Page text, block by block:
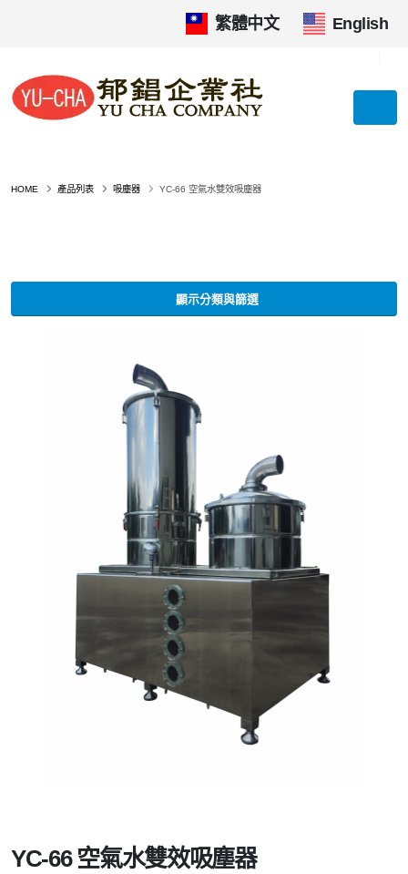
繁體中文 English
HOME 產品列表 吸塵器 YC-66 空氣水雙效吸塵器
顯示分類與篩選
YC-66 空氣水雙效吸塵器